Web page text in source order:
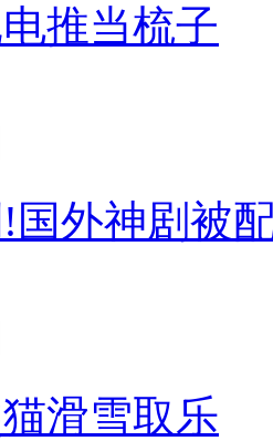
推当梳子
国外神剧被
滑雪取乐